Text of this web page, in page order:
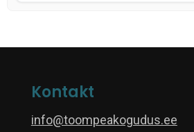
Kontakt
info@toompeakogudus.ee